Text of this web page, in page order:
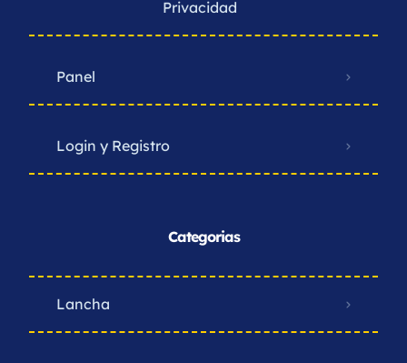
Privacidad ​
Panel
Login y Registro
Categorias
Lancha